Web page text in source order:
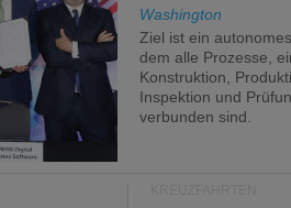
Washington
Ziel ist ein
dem alle Prozesse,
Konstruktion,
Inspektion und
verbunden sind.